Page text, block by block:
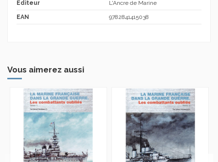
Editeur L'Ancre de Marine
EAN 9782841415038
Vous aimerez aussi